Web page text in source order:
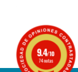
9.4/10
74 notas